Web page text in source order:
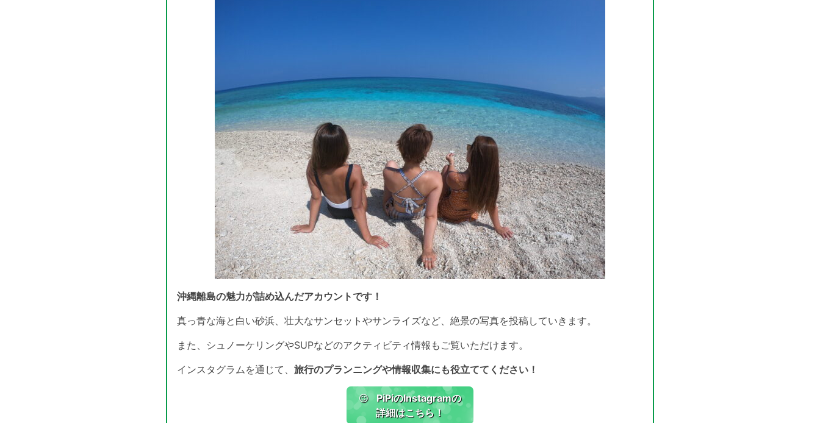
沖縄離島の魅力が詰め込んだアカウントです！
真っ青な海と白い砂浜、壮大なサンセットやサンライズなど、絶景の写真を投稿していきます。
また、シュノーケリングやSUPなどのアクティビティ情報もご覧いただけます。
インスタグラムを通じて、 旅行のプランニングや情報収集にも役立ててください！
PiPiのInstagramの
詳細はこちら！